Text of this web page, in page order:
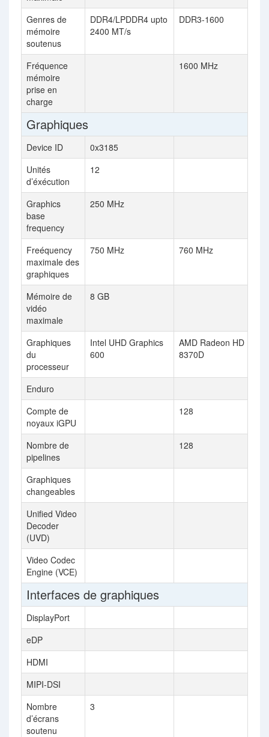
Genres de
mémoire
soutenus
DDR4/LPDDR4 upto
2400 MT/s
DDR3-1600
Fréquence
mémoire
prise en
charge
1600 MHz
Graphiques
Device ID
0x3185
Unités
d’éxécution
12
Graphics
base
frequency
250 MHz
Freéquency
maximale des
graphiques
750 MHz 760 MHz
Mémoire de
vidéo
maximale
8 GB
Graphiques
du
processeur
Intel UHD Graphics
600
AMD Radeon HD
8370D
Enduro
Compte de
noyaux iGPU
128
Nombre de
pipelines
128
Graphiques
changeables
Unified Video
Decoder
(UVD)
Video Codec
Engine (VCE)
Interfaces de graphiques
DisplayPort
eDP
HDMI
MIPI-DSI
Nombre
d’écrans
soutenu
3